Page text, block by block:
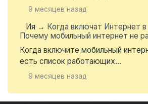
9 месяцев назад
Ия → Когда включат Интернет
Почему мобильный интернет не
Когда включите мобильный
есть список работающих...
9 месяцев назад